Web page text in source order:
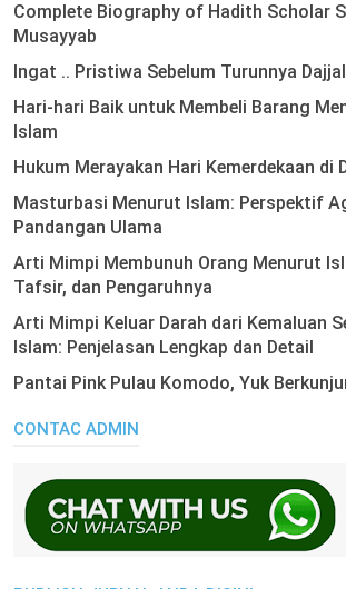
Complete Biography of Hadith Scholar
Musayyab
Ingat .. Pristiwa Sebelum Turunnya Dajjal
Hari-hari Baik untuk Membeli Barang
Islam
Hukum Merayakan Hari Kemerdekaan di
Masturbasi Menurut Islam: Perspektif
Pandangan Ulama
Arti Mimpi Membunuh Orang Menurut
Tafsir, dan Pengaruhnya
Arti Mimpi Keluar Darah dari Kemaluan
Islam: Penjelasan Lengkap dan Detail
Pantai Pink Pulau Komodo, Yuk
CONTAC ADMIN